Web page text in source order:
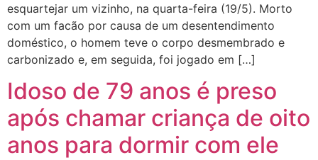
esquartejar um vizinho, na quarta-feira (19/5). Morto
com um facão por causa de um desentendimento
doméstico, o homem teve o corpo desmembrado e
carbonizado e, em seguida, foi jogado em […]
Idoso de 79 anos é preso
após chamar criança de oito
anos para dormir com ele